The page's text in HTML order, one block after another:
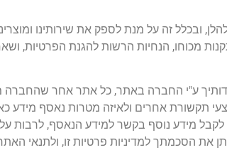
ובכלל זה על מנת לספק את שירותינו
מכוחו, הנחיות הרשות להגנת הפרטיות,
ע"י החברה באתר, כל אתר אחר שהחברה
תקשורת אחרים ולאיזה מטרות נאסף
לקבל מידע נוסף בקשר למידע הנאסף, לרבות
הסכמתך למדיניות פרטיות זו, ולתנאי